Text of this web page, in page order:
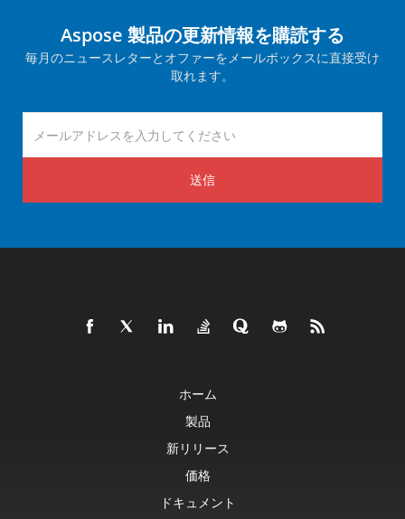
Aspose 製品の更新情報を購読する
毎月のニュースレターとオファーをメールボックスに直接受け
取れます。
送信
ホーム
製品
新リリース
価格
ドキュメント